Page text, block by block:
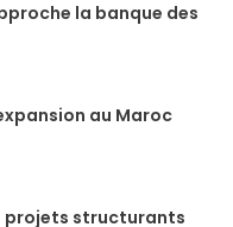
la banque des
au Maroc
projets structurants